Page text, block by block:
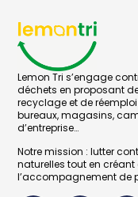
Lemon Tri s’engage
déchets en proposant
recyclage et de
bureaux, magasins,
d’entreprise…
Notre mission : lutter
naturelles tout en
l’accompagnement de